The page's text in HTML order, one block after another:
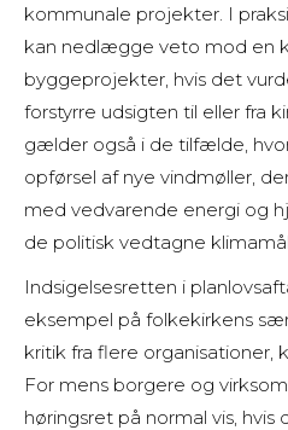
kommunale projekter. I
kan nedlægge veto mod en
byggeprojekter, hvis det
forstyrre udsigten til eller fra
gælder også i de tilfælde,
opførsel af nye vindmøller,
med vedvarende energi og
de politisk vedtagne
Indsigelsesretten i
eksempel på folkekirkens
kritik fra flere organisationer,
For mens borgere og
høringsret på normal vis, hvis